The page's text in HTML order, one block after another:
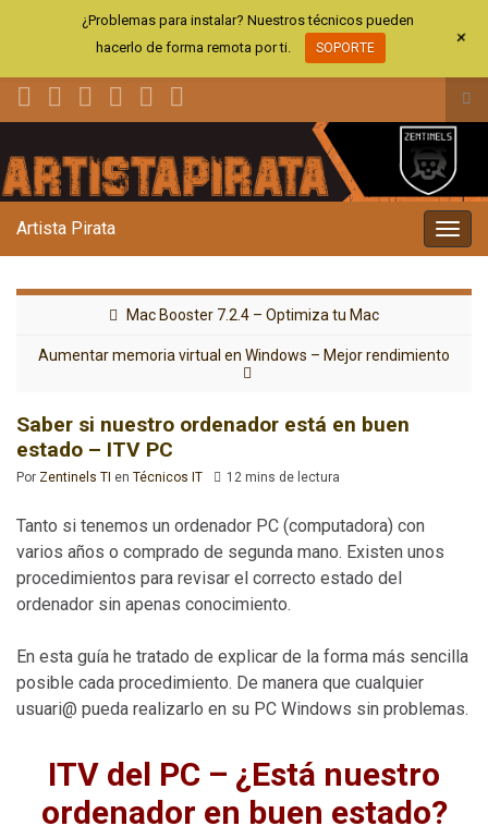
el
la
Artista Pirata
Mac Booster 7.2.4 – Optimiza tu Mac
Aumentar memoria virtual en Windows – Mejor rendimiento
Saber si nuestro ordenador está en buen
estado – ITV PC
Por Zentinels TI en Técnicos IT 12 mins de lectura
Tanto si tenemos un ordenador PC (computadora) con
varios años o comprado de segunda mano. Existen unos
procedimientos para revisar el correcto estado del
ordenador sin apenas conocimiento.
En esta guía he tratado de explicar de la forma más sencilla
posible cada procedimiento. De manera que cualquier
usuari@ pueda realizarlo en su PC Windows sin problemas.
ITV del PC – ¿Está nuestro
ordenador en buen estado?
¿Problemas para instalar? Nuestros técnicos pueden
hacerlo de forma remota por ti.
SOPORTE +